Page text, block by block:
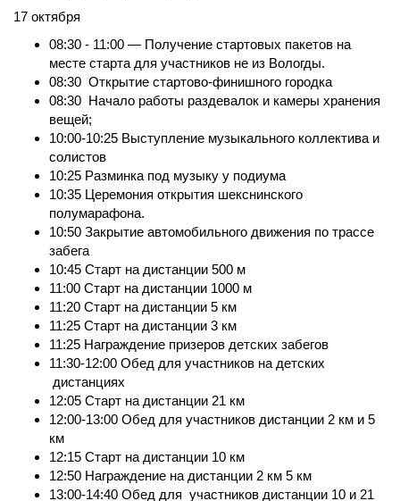
17 октября
08:30 - 11:00 — Получение стартовых пакетов на
месте старта для участников не из Вологды.
08:30 Открытие стартово-финишного городка
08:30 Начало работы раздевалок и камеры хранения
вещей;
10:00-10:25 Выступление музыкального коллектива и
солистов
10:25 Разминка под музыку у подиума
10:35 Церемония открытия шекснинского
полумарафона.
10:50 Закрытие автомобильного движения по трассе
забега
10:45 Старт на дистанции 500 м
11:00 Старт на дистанции 1000 м
11:20 Старт на дистанции 5 км
11:25 Старт на дистанции 3 км
11:25 Награждение призеров детских забегов
11:30-12:00 Обед для участников на детских
дистанциях
12:05 Старт на дистанции 21 км
12:00-13:00 Обед для участников дистанции 2 км и 5
км
12:15 Старт на дистанции 10 км
12:50 Награждение на дистанции 2 км 5 км
13:00-14:40 Обед для участников дистанции 10 и 21